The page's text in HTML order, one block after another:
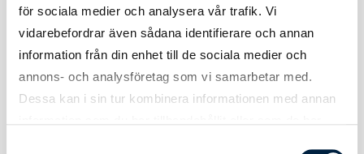
för sociala medier och analysera vår trafik. Vi
vidarebefordrar även sådana identifierare och annan
information från din enhet till de sociala medier och
annons- och analysföretag som vi samarbetar med.
Dessa kan i sin tur kombinera informationen med annan
Tryck
Tryckmetod(er) Screentryck, brodyr eller lasergravyr